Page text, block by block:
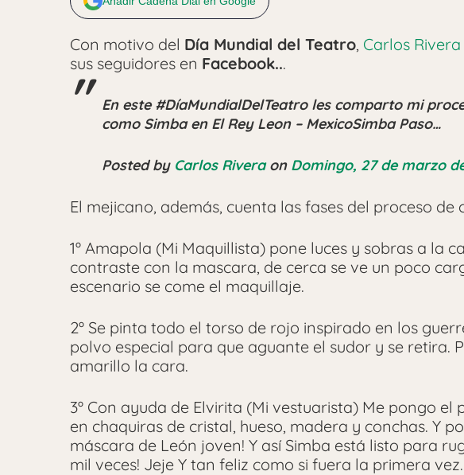
Con motivo del Día Mundial del Teatro, Carlos Rivera
sus seguidores en Facebook...
En este #DíaMundialDelTeatro les comparto mi
como Simba en El Rey Leon – MexicoSimba Paso…
Posted by Carlos Riveraon Domingo, 27 de marzo
El mejicano, además, cuenta las fases del proceso de
1º Amapola (Mi Maquillista) pone luces y sobras a la
contraste con la mascara, de cerca se ve un poco
escenario se come el maquillaje.
2º Se pinta todo el torso de rojo inspirado en los
polvo especial para que aguante el sudor y se retira.
amarillo la cara.
3º Con ayuda de Elvirita (Mi vestuarista) Me pongo
en chaquiras de cristal, hueso, madera y conchas. Y
máscara de León joven! Y así Simba está listo para
mil veces! Jeje Y tan feliz como si fuera la primera vez.